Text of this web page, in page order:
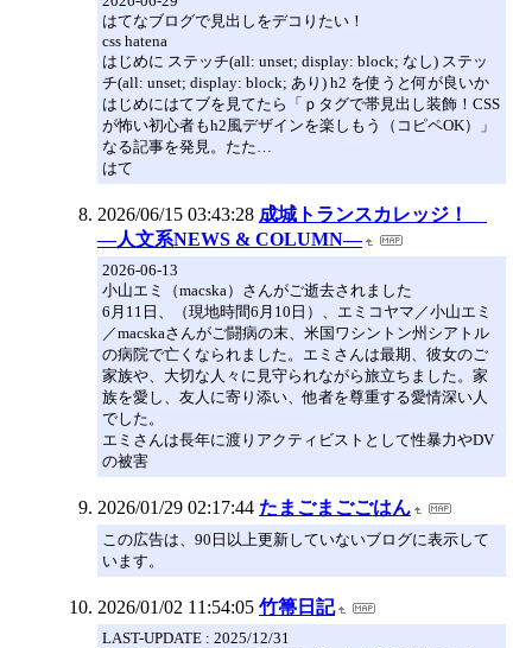
はてなブログで見出しをデコりたい！
css hatena
はじめに ステッチ(all: unset; display: block; なし) ステッ
チ(all: unset; display: block; あり) h2 を使うと何が良いか
はじめにはてブを見てたら「ｐタグで帯見出し装飾！CSS
が怖い初心者もh2風デザインを楽しもう（コピペOK）」
なる記事を発見。たた…
はて
2026/06/15 03:43:28 成城トランスカレッジ！
―人文系NEWS & COLUMN―
2026-06-13
小山エミ（macska）さんがご逝去されました
6月11日、（現地時間6月10日）、エミコヤマ／小山エミ
／macskaさんがご闘病の末、米国ワシントン州シアトル
の病院で亡くなられました。エミさんは最期、彼女のご
家族や、大切な人々に見守られながら旅立ちました。家
族を愛し、友人に寄り添い、他者を尊重する愛情深い人
でした。
エミさんは長年に渡りアクティビストとして性暴力やDV
の被害
2026/01/29 02:17:44 たまごまごごはん
この広告は、90日以上更新していないブログに表示して
います。
2026/01/02 11:54:05 竹箒日記
LAST-UPDATE : 2025/12/31